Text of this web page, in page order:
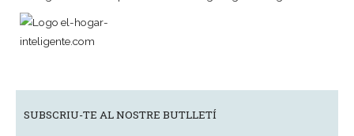
SUBSCRIU-TE AL NOSTRE BUTLLETÍ